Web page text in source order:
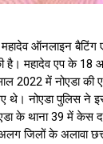
ऑनलाइन बैटिंग
है। महादेव एप के 18
2022 में नोएडा की
थे। नोएडा पुलिस ने
के थाना 39 में केस
जिलों के अलावा